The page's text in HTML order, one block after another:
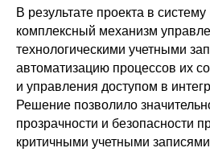
В результате проекта в
комплексный механизм
технологическими учетными
автоматизацию процессов их
и управления доступом в
Решение позволило
прозрачности и безопасности
критичными учетными